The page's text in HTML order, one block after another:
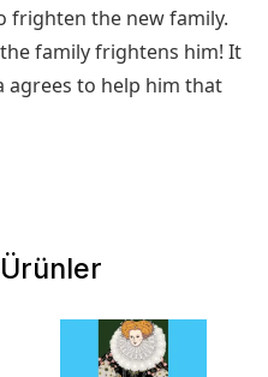
frighten the new family.
family frightens him! It
agrees to help him that